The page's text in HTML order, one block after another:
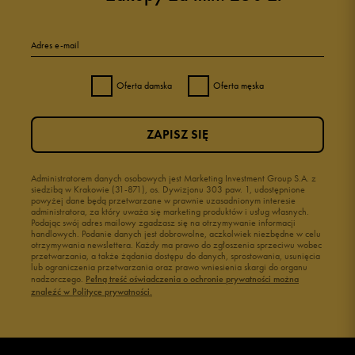
Adres e-mail
Oferta damska Oferta męska
Administratorem danych osobowych jest Marketing Investment Group S.A. z
siedzibą w Krakowie (31-871), os. Dywizjonu 303 paw. 1, udostępnione
powyżej dane będą przetwarzane w prawnie uzasadnionym interesie
administratora, za który uważa się marketing produktów i usług własnych.
Podając swój adres mailowy zgadzasz się na otrzymywanie informacji
handlowych. Podanie danych jest dobrowolne, aczkolwiek niezbędne w celu
otrzymywania newslettera. Każdy ma prawo do zgłoszenia sprzeciwu wobec
przetwarzania, a także żądania dostępu do danych, sprostowania, usunięcia
lub ograniczenia przetwarzania oraz prawo wniesienia skargi do organu
nadzorczego. Pełną treść oświadczenia o ochronie prywatności można
znaleźć w Polityce prywatności.
ZAPISZ SIĘ